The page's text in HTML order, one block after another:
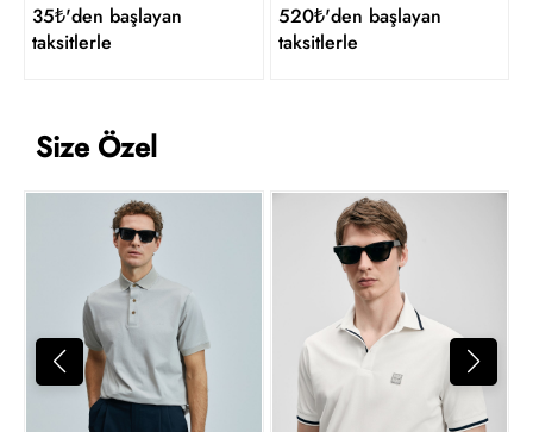
35₺'den başlayan
taksitlerle
520₺'den başlayan
taksitlerle
Size Özel